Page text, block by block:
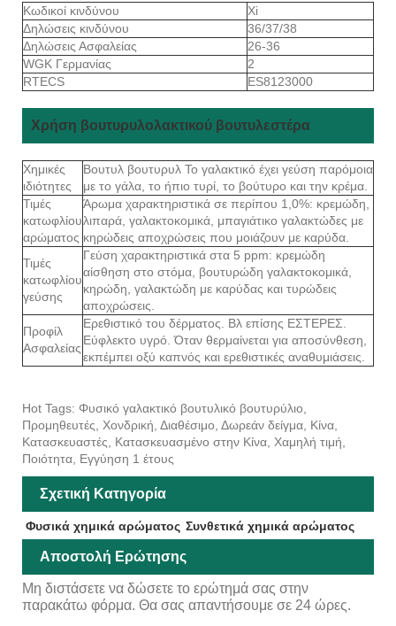
Κωδικοί κινδύνου
Xi
Δηλώσεις κινδύνου
36/37/38
Δηλώσεις Ασφαλείας
26-36
WGK Γερμανίας
2
RTECS
ES8123000
Χρήση βουτυρυλολακτικού βουτυλεστέρα
Χημικές
ιδιότητες
Βουτυλ βουτυρυλ Το γαλακτικό έχει γεύση παρόμοια
με το γάλα, το ήπιο τυρί, το βούτυρο και την κρέμα.
Τιμές
κατωφλίου
αρώματος
Άρωμα χαρακτηριστικά σε περίπου 1,0%: κρεμώδη,
λιπαρά, γαλακτοκομικά, μπαγιάτικο γαλακτώδες με
κηρώδεις αποχρώσεις που μοιάζουν με καρύδα.
Τιμές
κατωφλίου
γεύσης
Γεύση χαρακτηριστικά στα 5 ppm: κρεμώδη
αίσθηση στο στόμα, βουτυρώδη γαλακτοκομικά,
κηρώδη, γαλακτώδη με καρύδας και τυρώδεις
αποχρώσεις.
Προφίλ
Ασφαλείας
Ερεθιστικό του δέρματος. Βλ επίσης ΕΣΤΕΡΕΣ.
Εύφλεκτο υγρό. Όταν θερμαίνεται για αποσύνθεση,
εκπέμπει οξύ καπνός και ερεθιστικές αναθυμιάσεις.
Hot Tags: Φυσικό γαλακτικό βουτυλικό βουτυρύλιο,
Προμηθευτές, Χονδρική, Διαθέσιμο, Δωρεάν δείγμα, Κίνα,
Κατασκευαστές, Κατασκευασμένο στην Κίνα, Χαμηλή τιμή,
Ποιότητα, Εγγύηση 1 έτους
Σχετική Κατηγορία
Φυσικά χημικά αρώματος Συνθετικά χημικά αρώματος
Αποστολή Ερώτησης
Μη διστάσετε να δώσετε το ερώτημά σας στην
παρακάτω φόρμα. Θα σας απαντήσουμε σε 24 ώρες.